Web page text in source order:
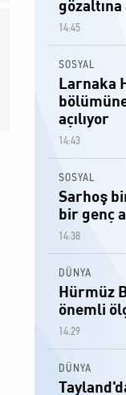
gözaltına
14:45
SOSYAL
Larnaka
açılıyor
14:43
SOSYAL
Sarhoş
bir genç
14:38
DÜNYA
Hürmüz
önemli
14:29
DÜNYA